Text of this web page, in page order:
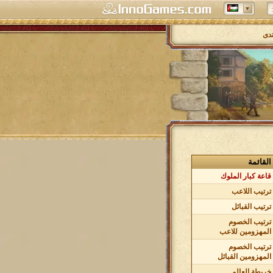
القائمة
قاعة كبار الملوك
ترتيب اللاعب
ترتيب القبائل
ترتيب الخصوم
المهزومين للاعب
ترتيب الخصوم
المهزومين القبائل